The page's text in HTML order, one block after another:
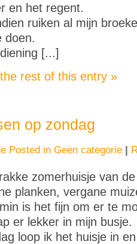
en het regent.
ruiken al mijn
doen.
[...]
rest of this entry »
op zondag
Posted in Geen categorie |
zomerhuisje van
planken, vergane
is het fijn om er te
er lekker in mijn busje.
loop ik het huisje in